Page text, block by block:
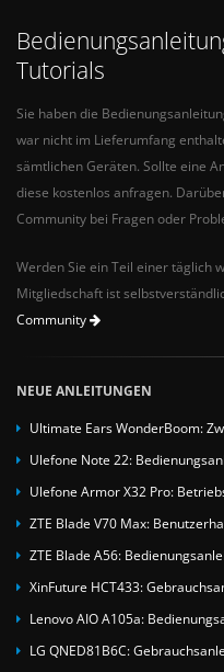
Tutorials
Sie haben die
war nicht im Lieferumfang
sämtlichen Geräten. Sollte eine
diese kostenlos anfragen.
Community bei Fragen oder
Werden Sie ein Teil einer täglich
Mitgliedschaft ist
Community
NEUE ANLEITUNGEN
Ultimate Ears WonderBoom:
Ulefone Note 22:
Ulefone Armor X32 Pro:
ZTE Blade V70 Max:
ZTE Blade A56:
XinFuture HCT433:
Lenovo AIO A105a:
LG QNED81B6C: